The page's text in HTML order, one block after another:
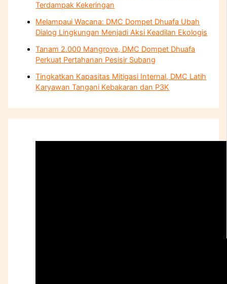
Terdampak Kekeringan
Melampaui Wacana: DMC Dompet Dhuafa Ubah
Dialog Lingkungan Menjadi Aksi Keadilan Ekologis
Tanam 2.000 Mangrove, DMC Dompet Dhuafa
Perkuat Pertahanan Pesisir Subang
Tingkatkan Kapasitas Mitigasi Internal, DMC Latih
Karyawan Tangani Kebakaran dan P3K